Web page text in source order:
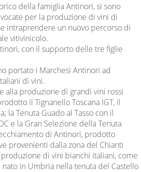
della famiglia Antinori, si sono
per la produzione di vini di
intraprendere un nuovo percorso di
vitivinicolo.
con il supporto delle tre figlie
portato i Marchesi Antinori ad
di vini.
alla produzione di grandi vini rossi
il Tignanello Toscana IGT, il
la Tenuta Guado al Tasso con il
e la Gran Selezione della Tenuta
di Antinori, prodotto
provenienti dalla zona del Chianti
di vini bianchi italiani, come
in Umbria nella tenuta del Castello